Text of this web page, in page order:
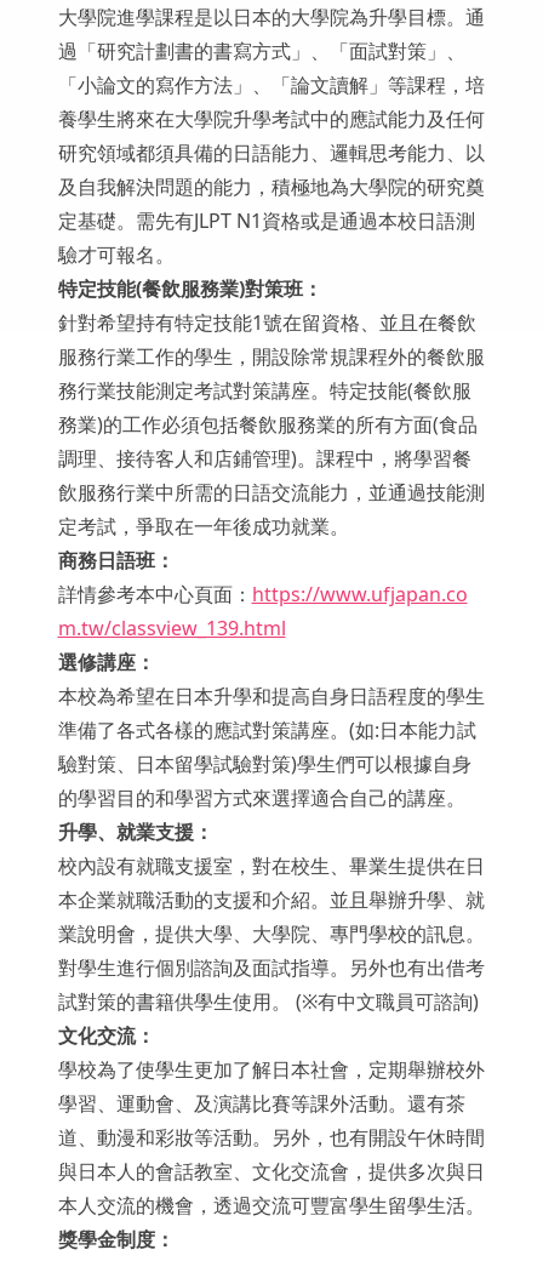
大學院進學課程是以日本的大學院為升學目標。通
過「研究計劃書的書寫方式」、「面試對策」、
「小論文的寫作方法」、「論文讀解」等課程，培
養學生將來在大學院升學考試中的應試能力及任何
研究領域都須具備的日語能力、邏輯思考能力、以
及自我解決問題的能力，積極地為大學院的研究奠
定基礎。需先有JLPT N1資格或是通過本校日語測
驗才可報名。
特定技能(餐飲服務業)對策班：
針對希望持有特定技能1號在留資格、並且在餐飲
服務行業工作的學生，開設除常規課程外的餐飲服
務行業技能測定考試對策講座。特定技能(餐飲服
務業)的工作必須包括餐飲服務業的所有方面(食品
調理、接待客人和店鋪管理)。課程中，將學習餐
飲服務行業中所需的日語交流能力，並通過技能測
定考試，爭取在一年後成功就業。
商務日語班：
詳情參考本中心頁面： https://www.ufjapan.co
m.tw/classview_139.html
選修講座：
本校為希望在日本升學和提高自身日語程度的學生
準備了各式各樣的應試對策講座。(如:日本能力試
驗對策、日本留學試驗對策)學生們可以根據自身
的學習目的和學習方式來選擇適合自己的講座。
升學、就業支援：
校內設有就職支援室，對在校生、畢業生提供在日
本企業就職活動的支援和介紹。並且舉辦升學、就
業說明會，提供大學、大學院、專門學校的訊息。
對學生進行個別諮詢及面試指導。另外也有出借考
試對策的書籍供學生使用。 (※有中文職員可諮詢)
文化交流：
學校為了使學生更加了解日本社會，定期舉辦校外
學習、運動會、及演講比賽等課外活動。還有茶
道、動漫和彩妝等活動。另外，也有開設午休時間
與日本人的會話教室、文化交流會，提供多次與日
本人交流的機會，透過交流可豐富學生留學生活。
獎學金制度：